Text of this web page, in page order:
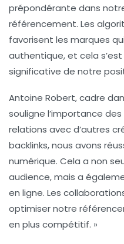
prépondérante dans
référencement. Les
favorisent les marques
authentique, et cela
significative de notre
Antoine Robert, cadre
souligne l’importance
relations avec d’autres
backlinks, nous avons
numérique. Cela a non
audience, mais a
en ligne. Les
optimiser notre
en plus compétitif. »